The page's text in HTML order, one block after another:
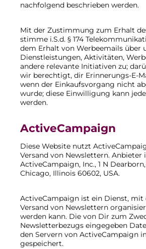
nachfolgend beschrieben werden.
Mit der Zustimmung zum Erhalt
stimme i.S.d. § 174
dem Erhalt von Werbeemails über
Dienstleistungen, Aktivitäten,
andere relevante Initiativen zu;
wir berechtigt, dir Erinnerungs-E-
wenn der Einkaufsvorgang nicht
wurde; diese Einwilligung kann
werden.
ActiveCampaign
Diese Website nutzt
Versand von Newslettern. Anbieter
ActiveCampaign, Inc., 1 N
Chicago, Illinois 60602, USA.
ActiveCampaign ist ein Dienst, mit
Versand von Newslettern
werden kann. Die von Dir zum
Newsletterbezugs eingegeben
den Servern von ActiveCampaign
gespeichert.